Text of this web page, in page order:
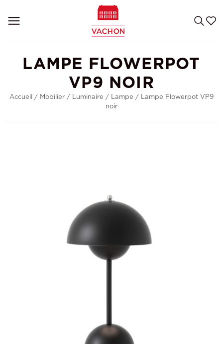
LAMPE FLOWERPOT
VP9 NOIR
Accueil / Mobilier / Luminaire / Lampe / Lampe Flowerpot VP9
noir